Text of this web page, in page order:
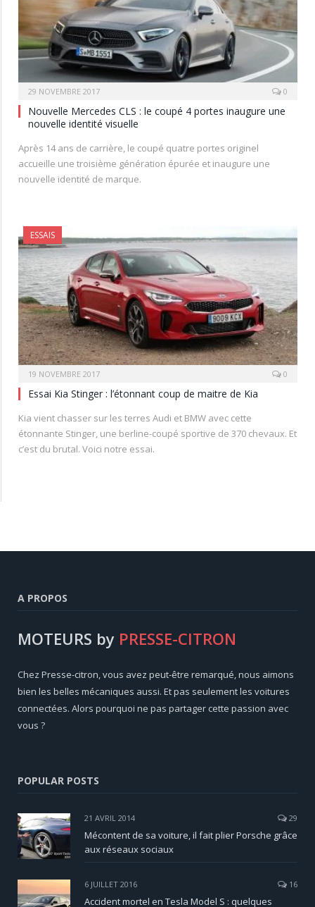
29 NOVEMBRE 2017 0
Nouvelle Mercedes CLS : le coupé 4 portes inaugure une
nouvelle identité visuelle
Après 14 ans de carrière, le coupé quatre portes originel
accueille une troisième génération épurée et inaugure une
nouvelle identité de marque.
ESSAIS
19 NOVEMBRE 2017 0
Essai Kia Stinger : l’étonnant coup de maitre de Kia
Kia vient chasser sur les terres Audi et BMW avec cette
étonnante Stinger, une berline-coupé sportive de 370 chevaux. Et
c’est du brutal. Voici notre essai.
A PROPOS
MOTEURS by PRESSE-CITRON
Chez Presse-citron, vous avez peut-être remarqué, nous aimons
bien les belles mécaniques aussi. Et pas seulement les voitures
connectées. Alors pourquoi ne pas partager cette passion avec
vous ?
POPULAR POSTS
21 AVRIL 2014 29
Mécontent de sa voiture, il fait plier Porsche grâce
aux réseaux sociaux
6 JUILLET 2016 16
Accident mortel en Tesla Model S : quelques